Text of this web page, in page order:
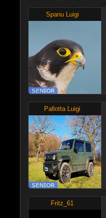
Spanu Luigi
Pallotta Luigi
Fritz_61